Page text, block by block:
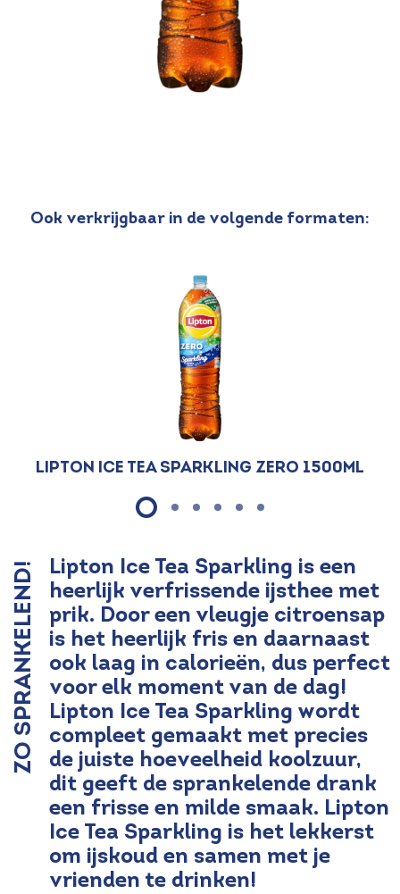
Ook verkrijgbaar in de volgende formaten:
Lipton Ice Tea Sparkling Zero 1500ml
ZO SPRANKELEND!
Lipton Ice Tea Sparkling is een
heerlijk verfrissende ijsthee met
prik. Door een vleugje citroensap
is het heerlijk fris en daarnaast
ook laag in calorieën, dus perfect
voor elk moment van de dag!
Lipton Ice Tea Sparkling wordt
compleet gemaakt met precies
de juiste hoeveelheid koolzuur,
dit geeft de sprankelende drank
een frisse en milde smaak. Lipton
Ice Tea Sparkling is het lekkerst
om ijskoud en samen met je
vrienden te drinken!